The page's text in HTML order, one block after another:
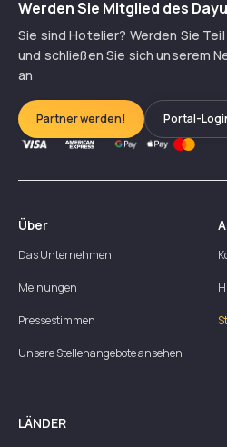
Werden Sie Mitglied des
Sie sind Hotelier? Werden Sie
und schließen Sie sich unserem
an
Partner werden! Portal-
Über
Das Unternehmen
Meinungen
Pressestimmen
Unsere Stellenangebote ansehen
LÄNDER